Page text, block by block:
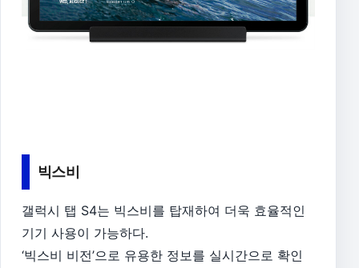
빅스비
갤럭시 탭 S4는 빅스비를 탑재하여 더욱 효율적인
기기 사용이 가능하다.
‘빅스비 비전’으로 유용한 정보를 실시간으로 확인